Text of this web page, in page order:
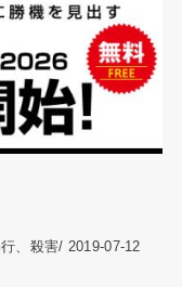
、殺害/ 2019-07-12